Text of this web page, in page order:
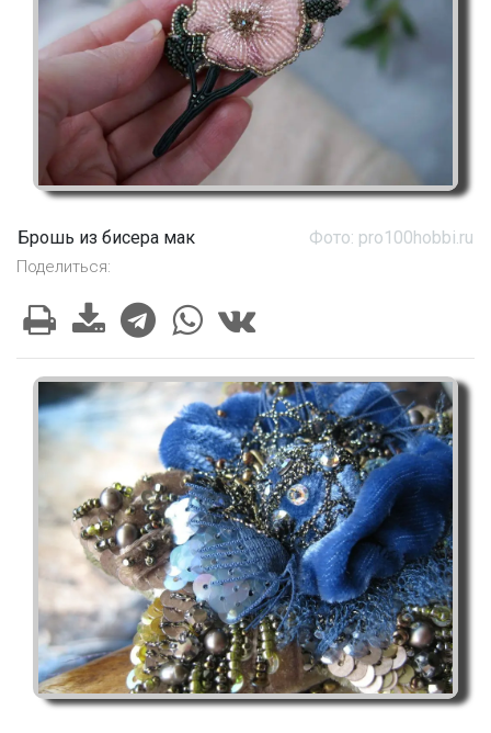
Брошь из бисера мак Фото: pro100hobbi.ru
Поделиться: